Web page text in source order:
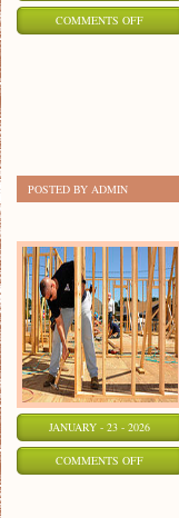
COMMENTS OFFON
POSTED BY ADMIN
JANUARY - 23 - 2026
COMMENTS OFFON